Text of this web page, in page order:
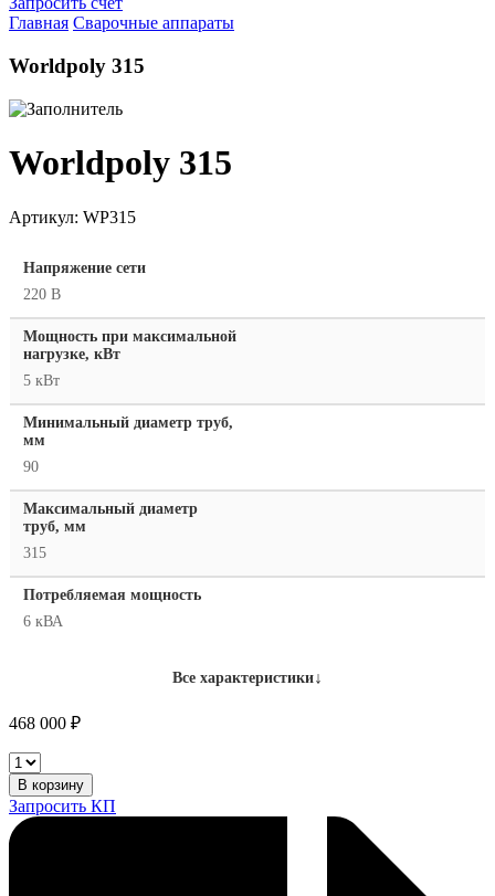
Главная Сварочные аппараты
Worldpoly 315
Worldpoly 315
Артикул: WP315
Напряжение сети
220 В
Мощность при максимальной
нагрузке, кВт
5 кВт
Минимальный диаметр труб,
мм
90
Максимальный диаметр
труб, мм
315
Потребляемая мощность
6 кВА
Все характеристики↓
468 000 ₽
Worldpoly
315
количество
В корзину
Запросить КП